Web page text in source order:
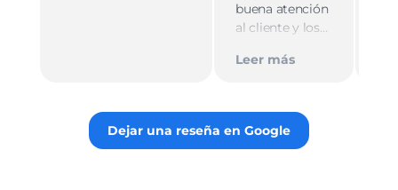
buena atención
al cliente y los
discretos.
Leer más
Dejar una reseña en Google